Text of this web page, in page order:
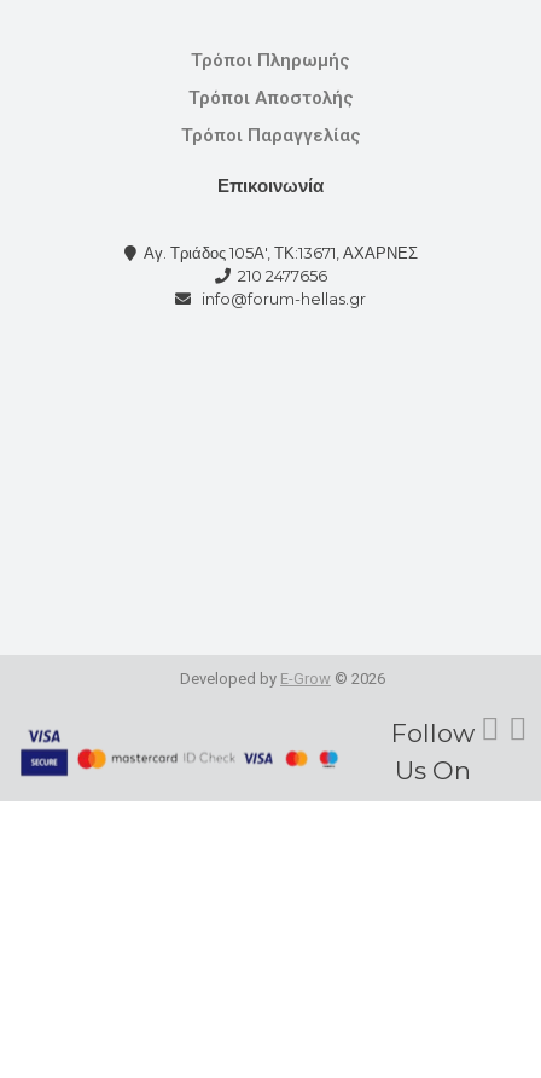
Τρόποι Πληρωμής
Τρόποι Αποστολής
Τρόποι Παραγγελίας
Επικοινωνία
Αγ. Τριάδος 105Α', ΤΚ:13671, ΑΧΑΡΝΕΣ
210 2477656
info@forum-hellas.gr
Developed by E-Grow © 2026
Follow
Us On